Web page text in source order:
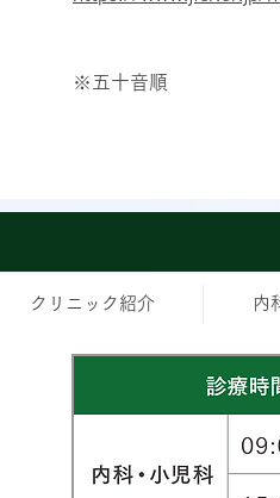
※五十音順
クリニック紹介 内